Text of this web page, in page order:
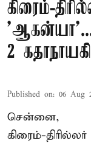
கிரைம்-
'ஆகன்யா'...
2
Published on: 06 Aug
சென்னை,
கிரைம்-